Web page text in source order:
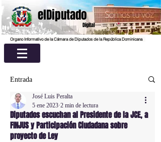
elDiputado
Digital
Organo Informativo de la Cámara de Diputados de la República Dominicana
Entrada
Diputados escuchan al Presidente de la JCE, a
FINJUS y Participación Ciudadana sobre
proyecto de Ley
José Luis Peralta
5 ene 2023 2 min de lectura